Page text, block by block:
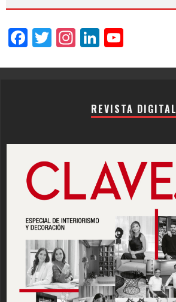
Facebook
Twitter
Instagram
LinkedIn
REVISTA DIGITAL